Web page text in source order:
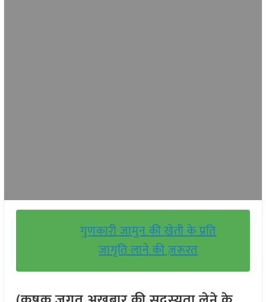
गुणकारी जामुन की खेती के प्रति
जागृति लाने की ज़रूरत